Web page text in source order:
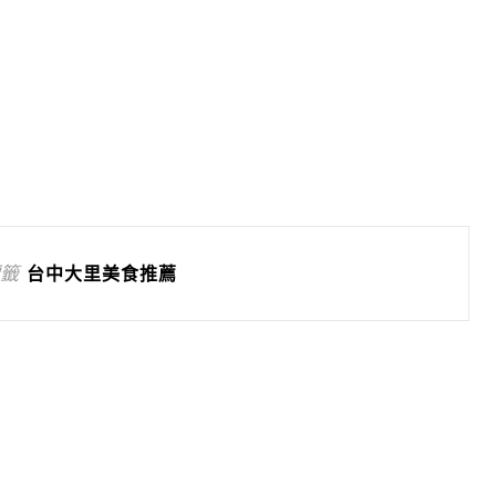
台中大里美食推薦